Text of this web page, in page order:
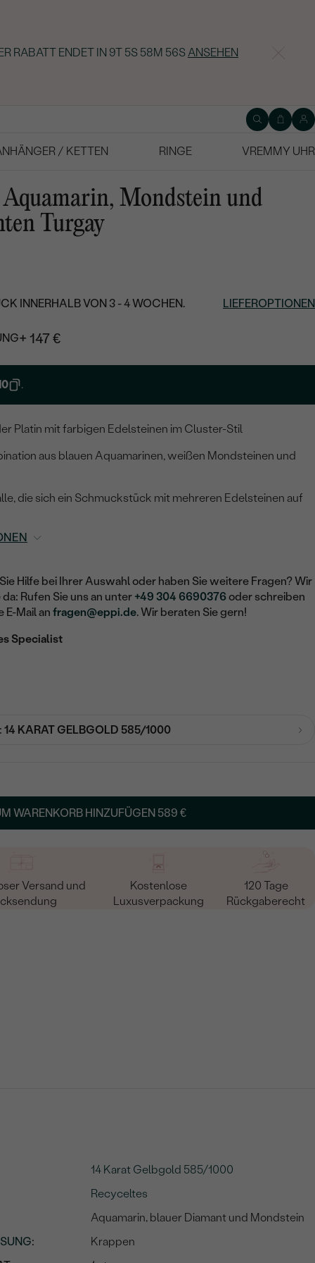
RABATT ENDET IN 9T 5S 58M 55SANSEHEN
/ KETTEN RINGE
VREMMY UHR
Mondstein und
Turgay
INNERHALB VON 3 - 4 WOCHEN. LIEFEROPTIONEN
+ 147 €
.
Platin mit farbigen Edelsteinen im Cluster-Stil
aus blauen Aquamarinen, weißen Mondsteinen und
die sich ein Schmuckstück mit mehreren Edelsteinen auf
Hilfe bei Ihrer Auswahl oder haben Sie weitere Fragen? Wir
Rufen Sie uns an unter +49 304 6690376 oder schreiben
E-Mail anfragen@eppi.de. Wir beraten Sie gern!
Specialist
14 KARAT GELBGOLD 585/1000
WARENKORB HINZUFÜGEN 589 €
Versand und
Kostenlose
Luxusverpackung
120 Tage
Rückgaberecht
14 Karat Gelbgold 585/1000
Recyceltes
Aquamarin, blauer Diamant und Mondstein
:
Krappen